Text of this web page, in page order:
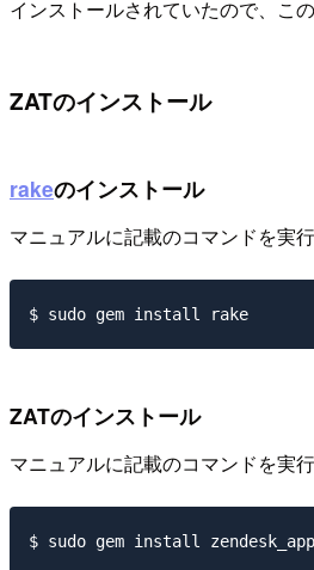
インストールされていたので、この
ZATのインストール
rakeのインストール
マニュアルに記載のコマンドを実行
ZATのインストール
マニュアルに記載のコマンドを実行